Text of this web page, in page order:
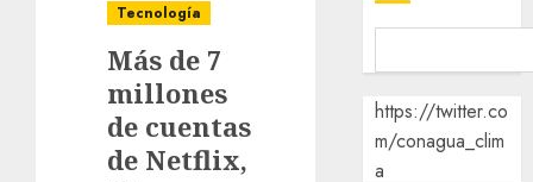
Tecnología
Más de 7
millones
de cuentas
de Netflix,
https://twitter.co
m/conagua_clim
a